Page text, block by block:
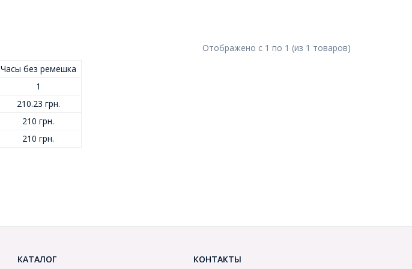
Отображено с 1 по 1 (из 1 товаров)
Часы без ремешка
1
210.23 грн.
210 грн.
210 грн.
КАТАЛОГ КОНТАКТЫ